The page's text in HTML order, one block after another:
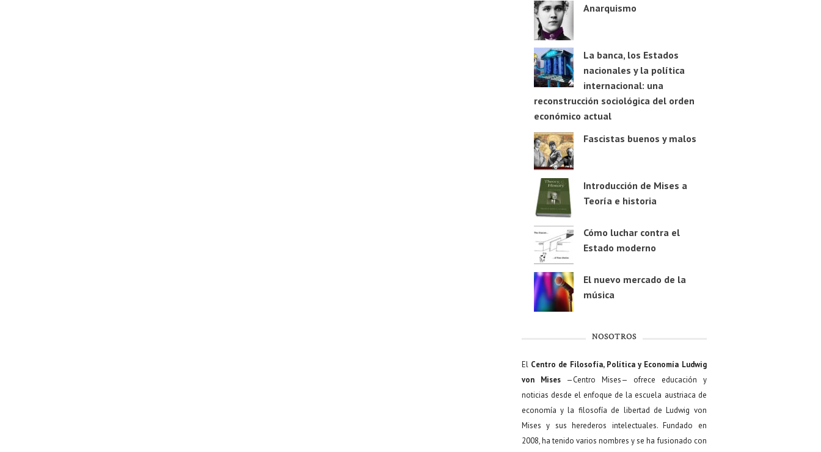
Anarquismo
La banca, los Estados
nacionales y la política
internacional: una
reconstrucción sociológica del orden
económico actual
Fascistas buenos y malos
Introducción de Mises a
Teoría e historia
Cómo luchar contra el
Estado moderno
El nuevo mercado de la
música
NOSOTROS
El Centro de Filosofía, Política y Economía Ludwig
von Mises—Centro Mises— ofrece educación y
noticias desde el enfoque de la escuela austriaca de
economía y la filosofía de libertad de Ludwig von
Mises y sus herederos intelectuales. Fundado en
2008, ha tenido varios nombres y se ha fusionado con